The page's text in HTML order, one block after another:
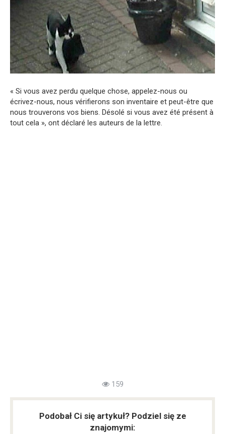
« Si vous avez perdu quelque chose, appelez-nous ou
écrivez-nous, nous vérifierons son inventaire et peut-être que
nous trouverons vos biens. Désolé si vous avez été présent à
tout cela », ont déclaré les auteurs de la lettre.
159
Podobał Ci się artykuł? Podziel się ze
znajomymi: